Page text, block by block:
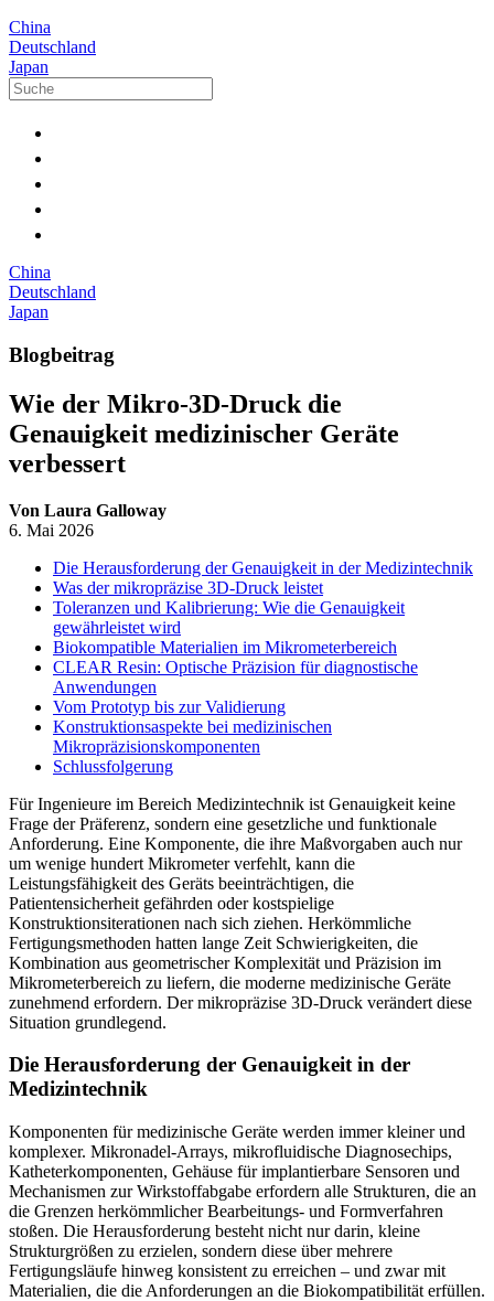
China
Deutschland
Japan
China
Deutschland
Japan
Blogbeitrag
Wie der Mikro-3D-Druck die
Genauigkeit medizinischer Geräte
verbessert
Von Laura Galloway
6. Mai 2026
Die Herausforderung der Genauigkeit in der Medizintechnik
Was der mikropräzise 3D-Druck leistet
Toleranzen und Kalibrierung: Wie die Genauigkeit
gewährleistet wird
Biokompatible Materialien im Mikrometerbereich
CLEAR Resin: Optische Präzision für diagnostische
Anwendungen
Vom Prototyp bis zur Validierung
Konstruktionsaspekte bei medizinischen
Mikropräzisionskomponenten
Schlussfolgerung
Für Ingenieure im Bereich Medizintechnik ist Genauigkeit keine
Frage der Präferenz, sondern eine gesetzliche und funktionale
Anforderung. Eine Komponente, die ihre Maßvorgaben auch nur
um wenige hundert Mikrometer verfehlt, kann die
Leistungsfähigkeit des Geräts beeinträchtigen, die
Patientensicherheit gefährden oder kostspielige
Konstruktionsiterationen nach sich ziehen. Herkömmliche
Fertigungsmethoden hatten lange Zeit Schwierigkeiten, die
Kombination aus geometrischer Komplexität und Präzision im
Mikrometerbereich zu liefern, die moderne medizinische Geräte
zunehmend erfordern. Der mikropräzise 3D-Druck verändert diese
Situation grundlegend.
Die Herausforderung der Genauigkeit in der
Medizintechnik
Komponenten für medizinische Geräte werden immer kleiner und
komplexer. Mikronadel-Arrays, mikrofluidische Diagnosechips,
Katheterkomponenten, Gehäuse für implantierbare Sensoren und
Mechanismen zur Wirkstoffabgabe erfordern alle Strukturen, die an
die Grenzen herkömmlicher Bearbeitungs- und Formverfahren
stoßen. Die Herausforderung besteht nicht nur darin, kleine
Strukturgrößen zu erzielen, sondern diese über mehrere
Fertigungsläufe hinweg konsistent zu erreichen – und zwar mit
Materialien, die die Anforderungen an die Biokompatibilität erfüllen.